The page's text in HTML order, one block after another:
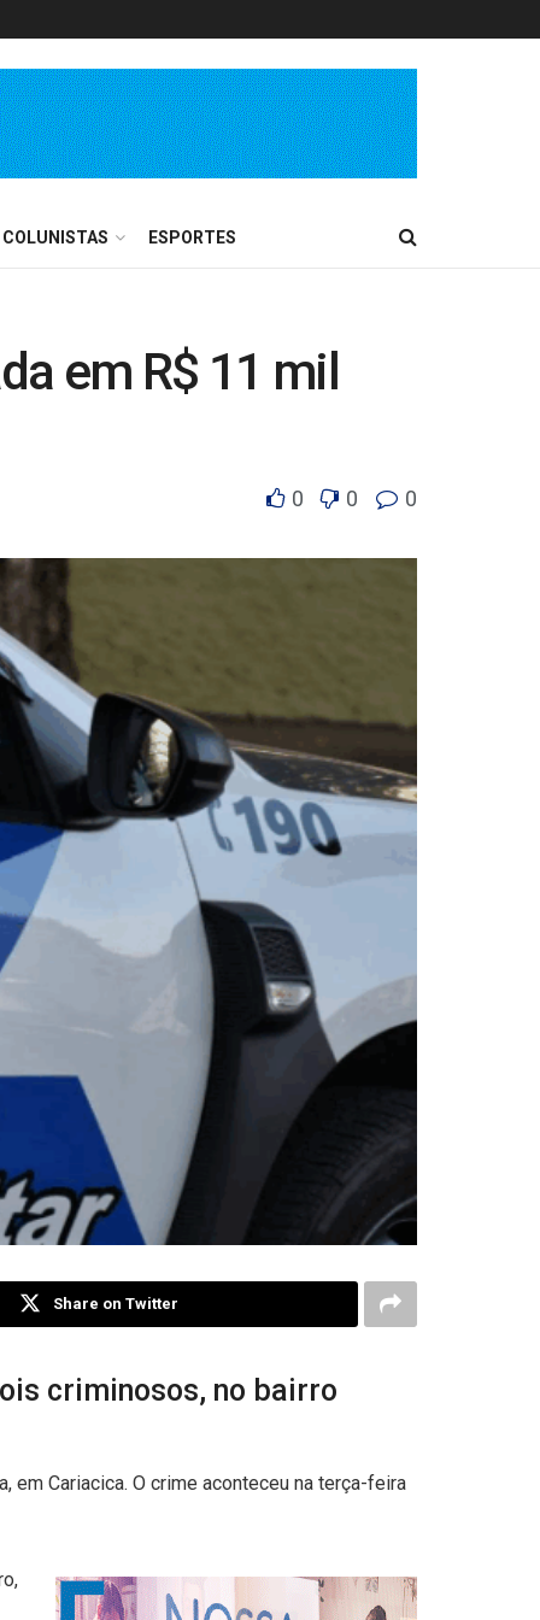
COLUNISTAS ESPORTES
em R$ 11 mil
0 0 0
Share on Twitter
criminosos, no bairro
em Cariacica. O crime aconteceu na terça-feira